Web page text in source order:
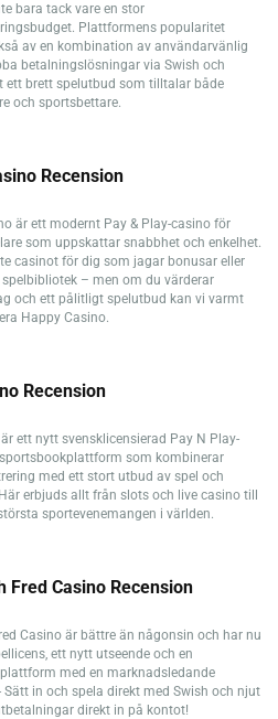
bara tack vare en stor
Plattformens popularitet
av en kombination av användarvänlig
betalningslösningar via Swish och
ett brett spelutbud som tilltalar både
och sportsbettare.
Recension
är ett modernt Pay & Play-casino för
som uppskattar snabbhet och enkelhet.
casinot för dig som jagar bonusar eller
– men om du värderar
och ett pålitligt spelutbud kan vi varmt
Happy Casino.
Recension
ett nytt svensklicensierad Pay N Play-
som kombinerar
med ett stort utbud av spel och
erbjuds allt från slots och live casino till
sportevenemangen i världen.
Fred Casino Recension
Casino är bättre än någonsin och har nu
ett nytt utseende och en
med en marknadsledande
Sätt in och spela direkt med Swish och njut
direkt in på kontot!